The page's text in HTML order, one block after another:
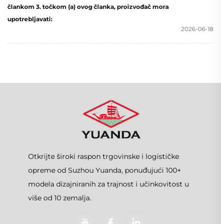
člankom 3. točkom (a) ovog članka, proizvođač mora
upotrebljavati:
2026-06-18
Otkrijte široki raspon trgovinske i logističke
opreme od Suzhou Yuanda, ponuđujući 100+
modela dizajniranih za trajnost i učinkovitost u
više od 10 zemalja.